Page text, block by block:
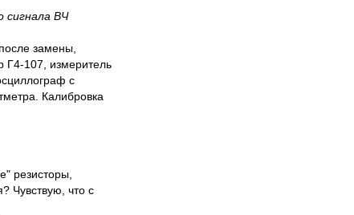
сигнала ВЧ
замены,
Г4-107, измеритель
с
Калибровка
резисторы,
Чувствую, что с